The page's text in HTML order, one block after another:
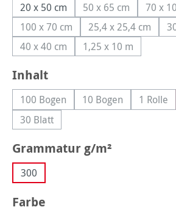
20 x 50 cm
50 x 65 cm(Diese Option ist
70 x
100 x 70 cm(Diese Option ist zurzeit nicht
25,4 x 25,4 cm
(Diese Option
40 x 40 cm(Diese Option ist zurzeit nicht
1,25 x 10 m(Diese Option ist
Inhaltauswählen
100 Bogen(Diese Option ist zurzeit nicht
10 Bogen(Diese Option ist
1 Rolle
30 Blatt(Diese Option ist zurzeit nicht
Grammatur g/m²
300
Farbe